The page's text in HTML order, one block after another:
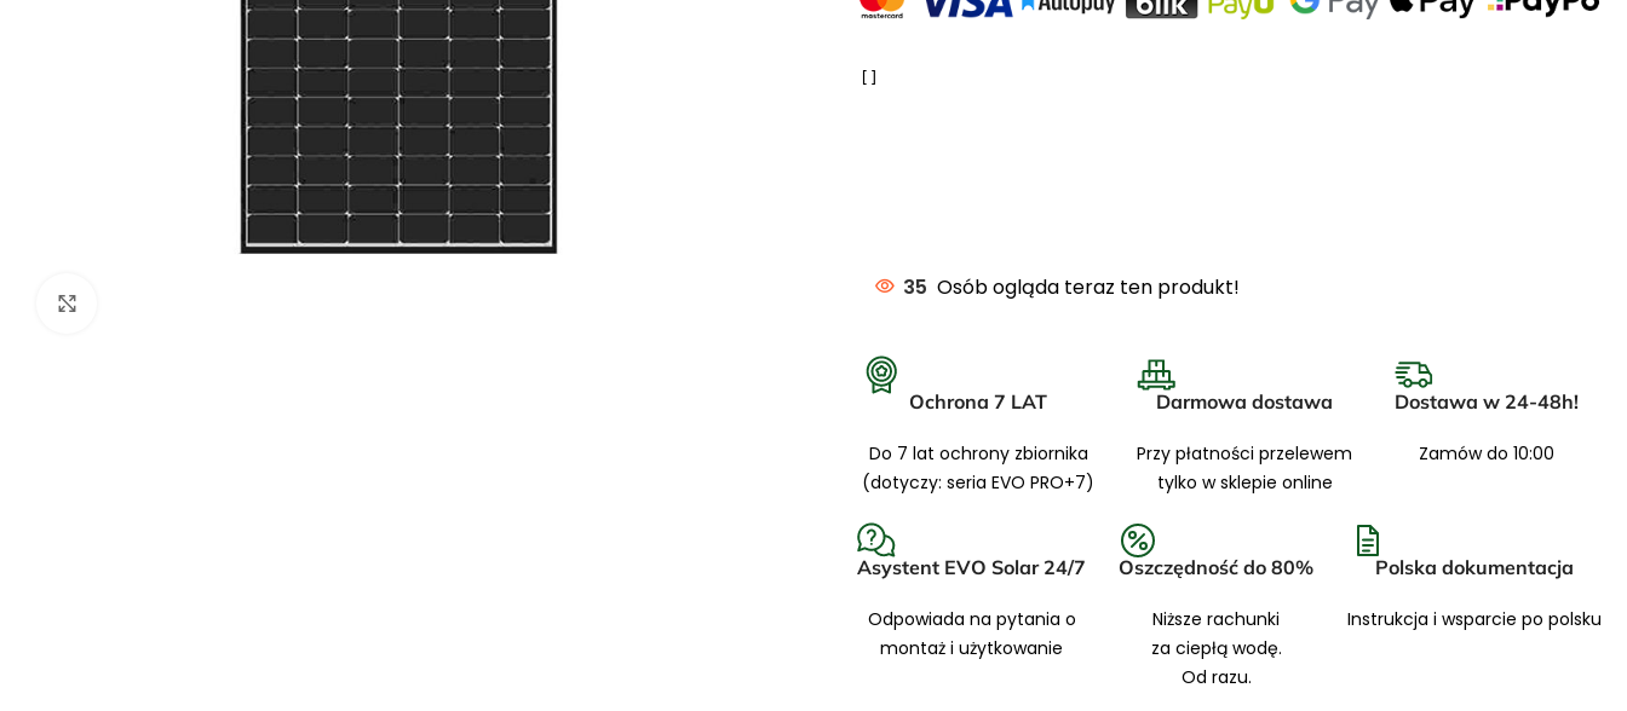
35 Osób ogląda teraz ten produkt!
Ochrona 7 LAT
Do 7 lat ochrony zbiornika
(dotyczy: seria EVO PRO+7)
Darmowa dostawa
Przy płatności przelewem
tylko w sklepie online
Dostawa w 24-48h!
Zamów do 10:00
Asystent EVO Solar 24/7
Odpowiada na pytania o
montaż i użytkowanie
Oszczędność do 80%
Niższe rachunki
za ciepłą wodę.
Od razu.
Polska dokumentacja
Instrukcja i wsparcie po polsku